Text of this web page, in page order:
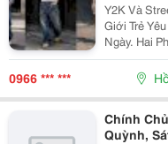
Y2K Và
Giới Trẻ
Ngày. Hai
Đồng Như
Hưởng Từ
0966 *** ***
Chính
Quỳnh,